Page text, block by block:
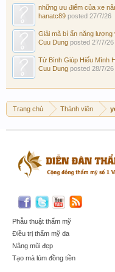
những ưu điểm của xe
hanatc89 posted 27/7/26
Giải mã bí ẩn năng lượng
Cuu Dung posted 27/7/26
Tử Bình Giúp Hiểu Mình
Cuu Dung posted 28/7/26
Trang chủ Thành viên
Phẫu thuật thẩm mỹ
Điều trị thẩm mỹ da
Nâng mũi đẹp
Tạo mà lúm đồng tiền